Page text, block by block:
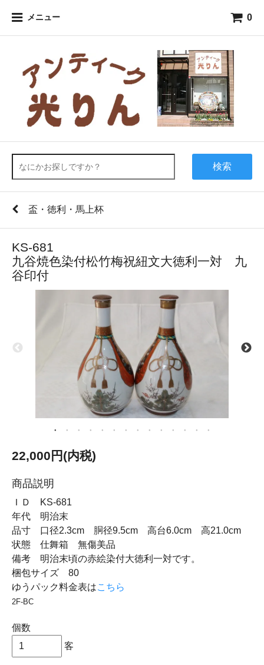
メニュー 0
検索
盃・徳利・馬上杯
KS-681
九谷焼色染付松竹梅祝紐文大徳利一対 九
谷印付
22,000円(内税)
商品説明
ＩＤ KS-681
年代 明治末
品寸 口径2.3cm 胴径9.5cm 高台6.0cm 高21.0cm
状態 仕舞箱 無傷美品
備考 明治末頃の赤絵染付大徳利一対です。
梱包サイズ 80
ゆうパック料金表はこちら
2F-BC
個数
客